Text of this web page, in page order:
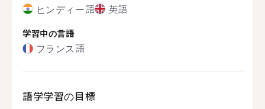
ヒンディー語 英語
学習中の言語
フランス語
語学学習の目標